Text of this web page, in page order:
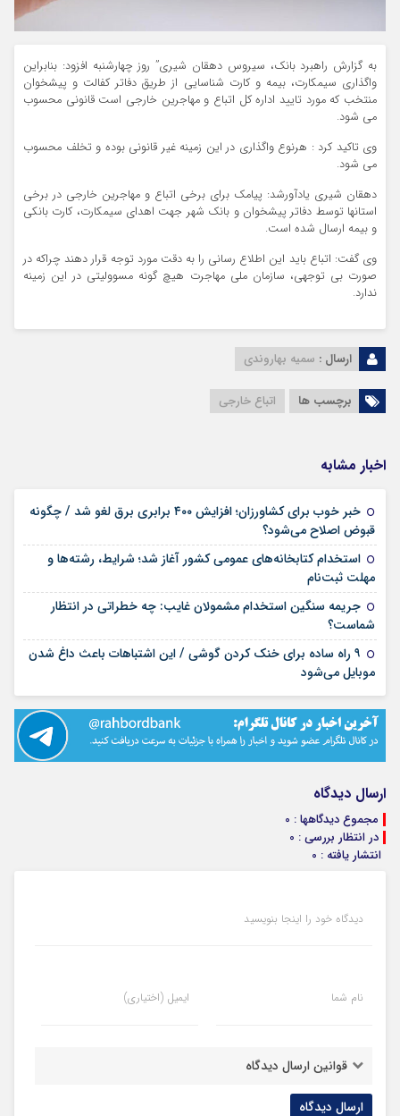
به گزارش راهبرد بانک، سیروس دهقان شیری” روز چهارشنبه افزود: بنابراین
واگذاری سیمکارت، بیمه و کارت شناسایی از طریق دفاتر کفالت و پیشخوان
منتخب که مورد تایید اداره کل اتباع و مهاجرین خارجی است قانونی محسوب
می شود.
وی تاکید کرد : هرنوع واگذاری در این زمینه غیر قانونی بوده و تخلف محسوب
می شود.
دهقان شیری یادآورشد: پیامک برای برخی اتباع و مهاجرین خارجی در برخی
استانها توسط دفاتر پیشخوان و بانک شهر جهت اهدای سیمکارت، کارت بانکی
و بیمه ارسال شده است.
وی گفت: اتباع باید این اطلاع رسانی را به دقت مورد توجه قرار دهند چراکه در
صورت بی توجهی، سازمان ملی مهاجرت هیچ گونه مسوولیتی در این زمینه
ندارد.
ارسال : سمیه بهاروندی
برچسب ها اتباع خارجی
اخبار مشابه
خبر خوب برای کشاورزان؛ افزایش ۴۰۰ برابری برق لغو شد / چگونه
قبوض اصلاح می‌شود؟
استخدام کتابخانه‌های عمومی کشور آغاز شد؛ شرایط، رشته‌ها و
مهلت ثبت‌نام
جریمه سنگین استخدام مشمولان غایب: چه خطراتی در انتظار
شماست؟
۹ راه ساده برای خنک کردن گوشی / این اشتباهات باعث داغ شدن
موبایل می‌شود
ارسال دیدگاه
مجموع دیدگاهها : 0
در انتظار بررسی : 0
انتشار یافته : 0
دیدگاه خود را اینجا بنویسید
نام شما ایمیل (اختیاری)
قوانین ارسال دیدگاه